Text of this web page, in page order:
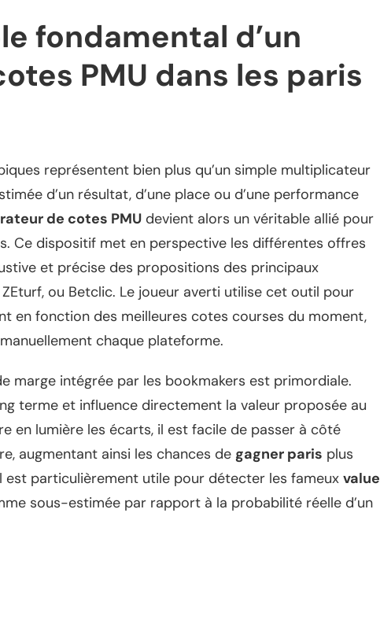
fondamental d’un
PMU dans les paris
représentent bien plus qu’un simple multiplicateur
d’un résultat, d’une place ou d’une performance
de cotes PMU devient alors un véritable allié pour
Ce dispositif met en perspective les différentes offres
et précise des propositions des principaux
ou Betclic. Le joueur averti utilise cet outil pour
en fonction des meilleures cotes courses du moment,
chaque plateforme.
marge intégrée par les bookmakers est primordiale.
terme et influence directement la valeur proposée au
en lumière les écarts, il est facile de passer à côté
augmentant ainsi les chances de gagner paris plus
est particulièrement utile pour détecter les fameux value
sous-estimée par rapport à la probabilité réelle d’un